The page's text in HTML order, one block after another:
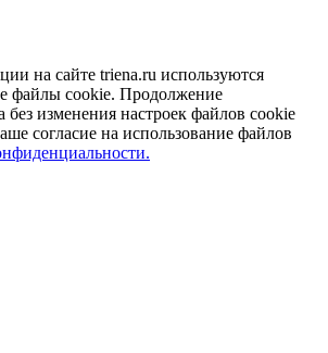
на сайте triena.ru используются
файлы cookie. Продолжение
без изменения настроек файлов cookie
согласие на использование файлов